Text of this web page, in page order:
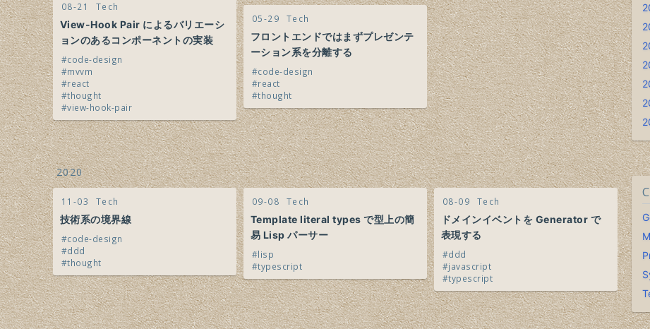
08-21 Tech
View-Hook Pair によるバリエーシ
ョンのあるコンポーネントの実装
code-design
mvvm
react
thought
view-hook-pair
05-29 Tech
フロントエンドではまずプレゼンテ
ーション系を分離する
code-design
react
thought
2020
11-03 Tech
技術系の境界線
code-design
ddd
thought
09-08 Tech
Template literal types で型上の簡
易 Lisp パーサー
lisp
typescript
08-09 Tech
ドメインイベントを Generator で
表現する
ddd
javascript
typescript